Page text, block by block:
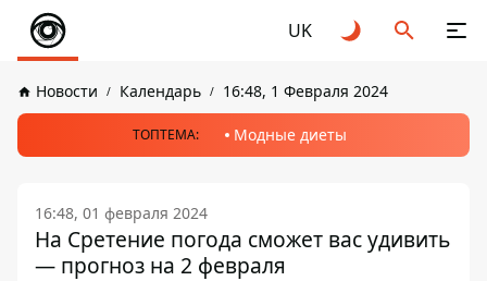
UK
Новости Календарь 16:48, 1 Февраля 2024
ТОПТЕМА: Модные диеты
16:48, 01 февраля 2024
На Сретение погода сможет вас удивить
— прогноз на 2 февраля